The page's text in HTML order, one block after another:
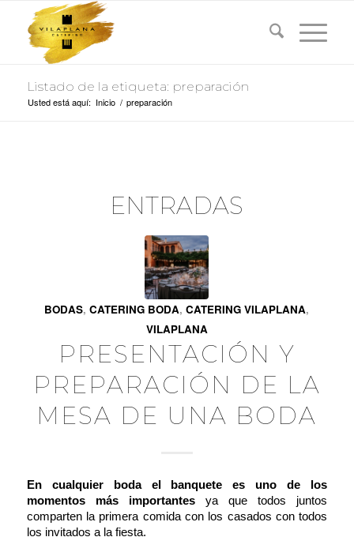
Listado de la etiqueta: preparación
Usted está aquí: Inicio / preparación
ENTRADAS
BODAS,CATERING BODA,CATERING VILAPLANA,
VILAPLANA
PRESENTACIÓN Y
PREPARACIÓN DE LA
MESA DE UNA BODA
En cualquier boda el banquete es uno de los
momentos más importantesya que todos juntos
comparten la primera comida con los casados con todos
los invitados a la fiesta.